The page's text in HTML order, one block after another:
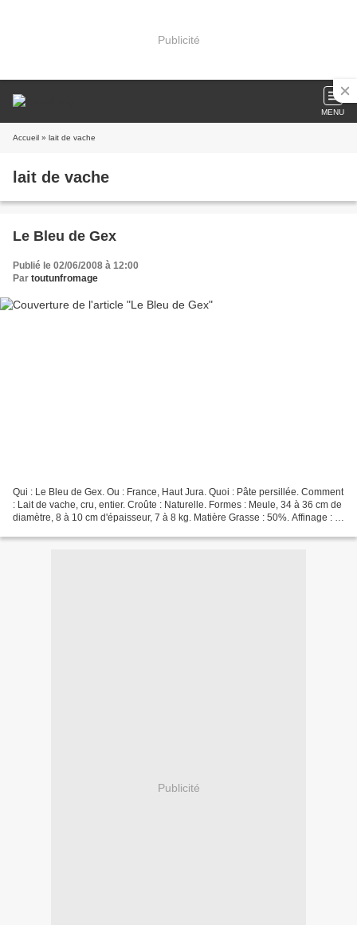
Publicité
MENU
Accueil » lait de vache
lait de vache
Le Bleu de Gex
Publié le 02/06/2008 à 12:00
Par toutunfromage
Qui : Le Bleu de Gex. Ou : France, Haut Jura. Quoi : Pâte persillée. Comment
: Lait de vache, cru, entier. Croûte : Naturelle. Formes : Meule, 34 à 36 cm de
diamètre, 8 à 10 cm d'épaisseur, 7 à 8 kg. Matière Grasse : 50%. Affinage : 3
Publicité